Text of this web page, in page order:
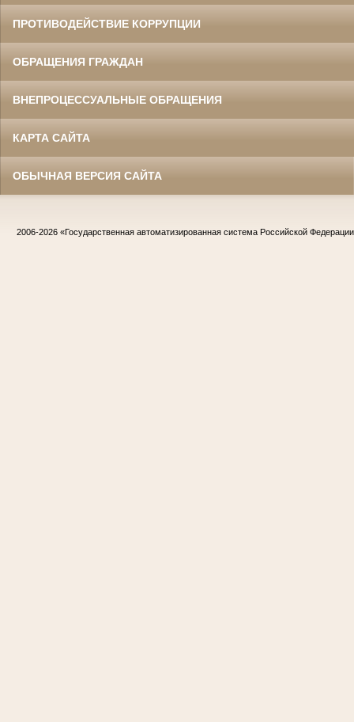
ПРОТИВОДЕЙСТВИЕ КОРРУПЦИИ
ОБРАЩЕНИЯ ГРАЖДАН
ВНЕПРОЦЕССУАЛЬНЫЕ ОБРАЩЕНИЯ
КАРТА САЙТА
ОБЫЧНАЯ ВЕРСИЯ САЙТА
2006-2026 «Государственная автоматизированная система Российской